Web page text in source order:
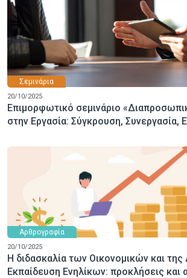
Σεμινάρια
20/10/2025
Επιμορφωτικό σεμινάριο
στην Εργασία: Σύγκρουση, Συνεργασία,
Αρθρογραφία
20/10/2025
Η διδασκαλία των Οικονομικών και της
Εκπαίδευση Ενηλίκων: προκλήσεις και